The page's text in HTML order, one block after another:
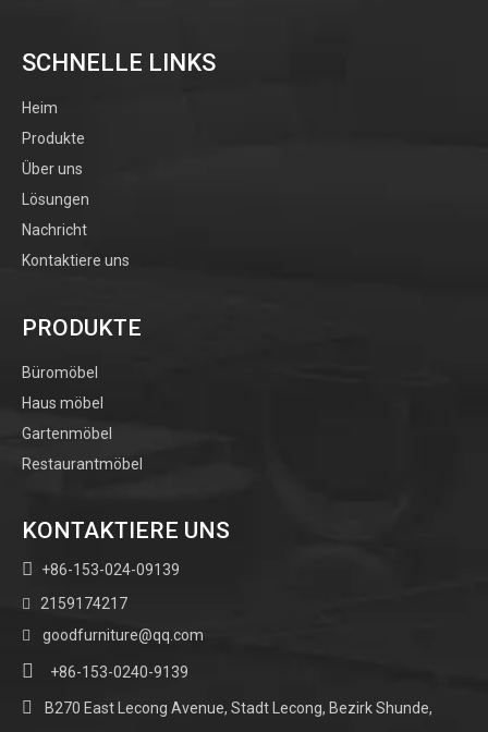
SCHNELLE LINKS
Heim
Produkte
Über uns
Lösungen
Nachricht
Kontaktiere uns
PRODUKTE
Büromöbel
Haus möbel
Gartenmöbel
Restaurantmöbel
KONTAKTIERE UNS
 +86-153-024-09139
 2159174217
 goodfurniture@qq.com
 +86-153-0240-9139

B270 East Lecong Avenue, Stadt Lecong, Bezirk Shunde,